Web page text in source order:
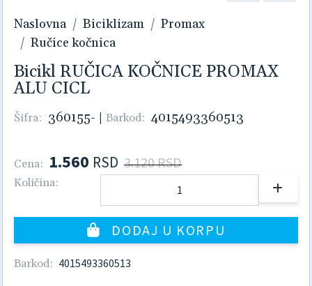
Naslovna Biciklizam
Promax
Ručice kočnica
Bicikl RUČICA KOČNICE PROMAX
ALU CICL
Šifra: 360155- | Barkod: 4015493360513
Cena: 1.560 RSD 3.120 RSD
Količina:
DODAJ U KORPU
Barkod: 4015493360513